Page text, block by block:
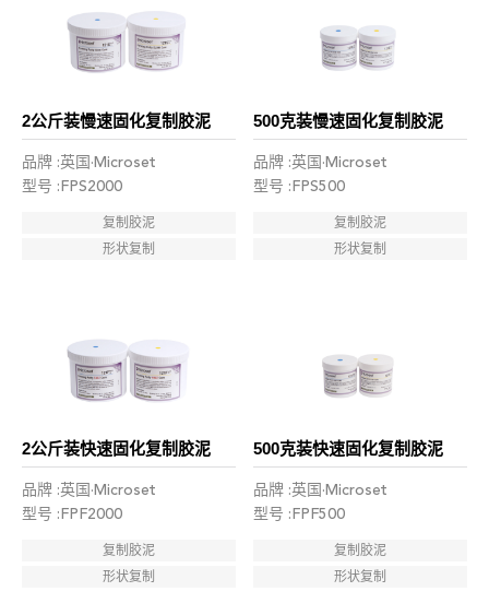
2公斤装慢速固化复制胶泥
品牌 :英国·Microset
型号 :FPS2000
复制胶泥
形状复制
500克装慢速固化复制胶泥
品牌 :英国·Microset
型号 :FPS500
复制胶泥
形状复制
2公斤装快速固化复制胶泥
品牌 :英国·Microset
型号 :FPF2000
复制胶泥
形状复制
500克装快速固化复制胶泥
品牌 :英国·Microset
型号 :FPF500
复制胶泥
形状复制